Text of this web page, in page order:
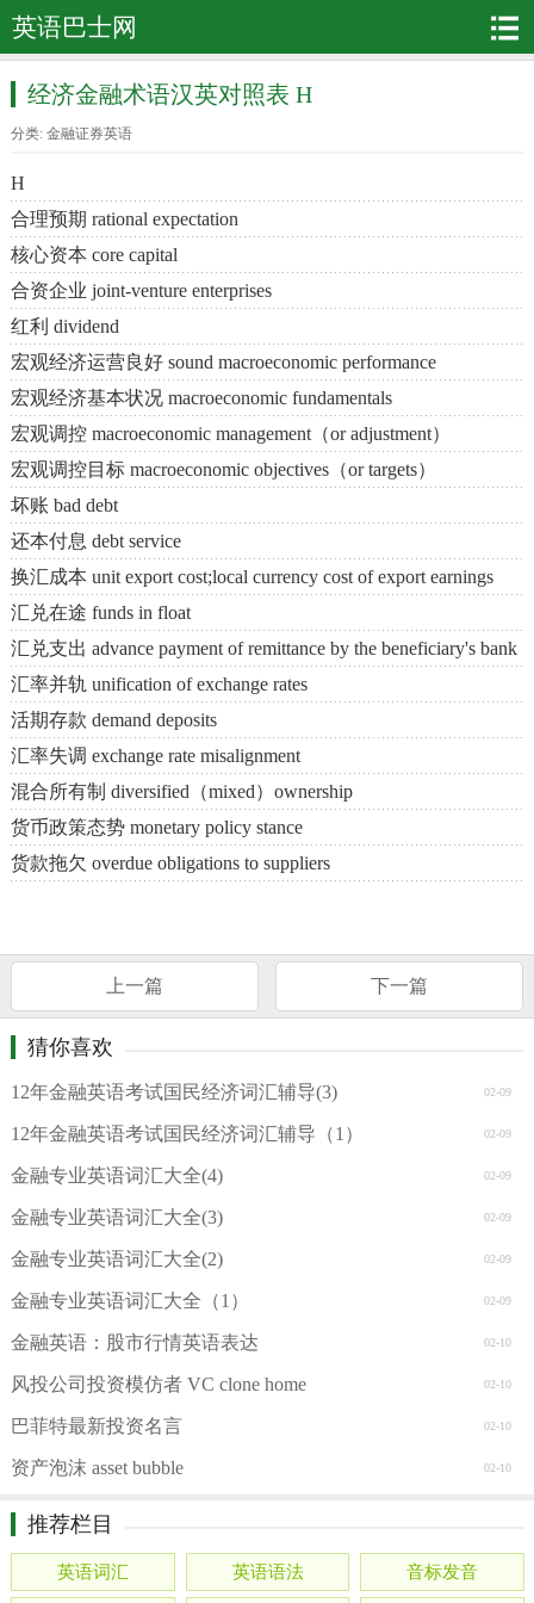
英语巴士网
经济金融术语汉英对照表 H
分类: 金融证券英语
H
合理预期 rational expectation
核心资本 core capital
合资企业 joint-venture enterprises
红利 dividend
宏观经济运营良好 sound macroeconomic performance
宏观经济基本状况 macroeconomic fundamentals
宏观调控 macroeconomic management（or adjustment）
宏观调控目标 macroeconomic objectives（or targets）
坏账 bad debt
还本付息 debt service
换汇成本 unit export cost;local currency cost of export earnings
汇兑在途 funds in float
汇兑支出 advance payment of remittance by the beneficiary's bank
汇率并轨 unification of exchange rates
活期存款 demand deposits
汇率失调 exchange rate misalignment
混合所有制 diversified（mixed）ownership
货币政策态势 monetary policy stance
货款拖欠 overdue obligations to suppliers
上一篇 下一篇
猜你喜欢
02-09
12年金融英语考试国民经济词汇辅导(3)
02-09
12年金融英语考试国民经济词汇辅导（1）
02-09
金融专业英语词汇大全(4)
02-09
金融专业英语词汇大全(3)
02-09
金融专业英语词汇大全(2)
02-09
金融专业英语词汇大全（1）
02-10
金融英语：股市行情英语表达
02-10
风投公司投资模仿者 VC clone home
02-10
巴菲特最新投资名言
02-10
资产泡沫 asset bubble
推荐栏目
英语词汇 英语语法 音标发音